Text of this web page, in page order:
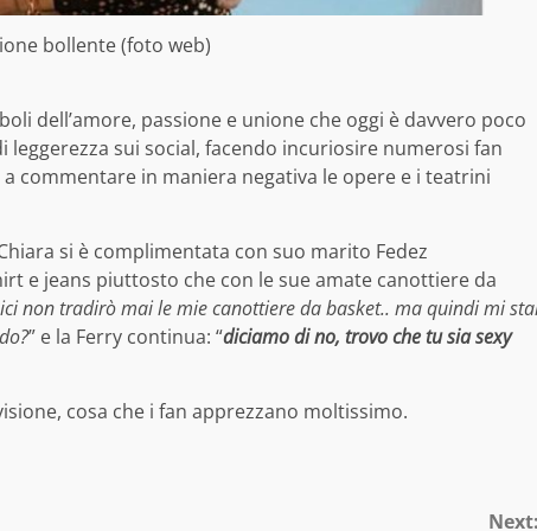
bollente (foto web)
dell’amore, passione e unione che oggi è davvero poco
sui social, facendo incuriosire numerosi fan
commentare in maniera negativa le opere e i teatrini
si è complimentata con suo marito Fedez
e jeans piuttosto che con le sue amate canottiere da
non tradirò mai le mie canottiere da basket.. ma quindi mi
” e la Ferry continua: “diciamo di no, trovo che tu sia sexy
cosa che i fan apprezzano moltissimo.